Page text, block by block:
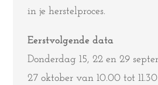
in je herstelproces.
Eerstvolgende data
Donderdag 15, 22 en 29
27 oktober van 10.00 tot